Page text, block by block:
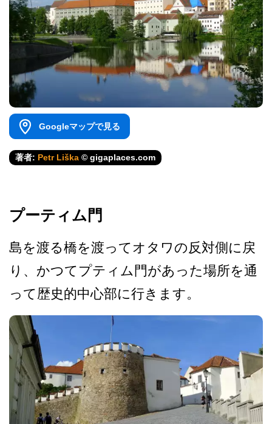
Googleマップで見る
著者: Petr Liška © gigaplaces.com
プーティム門
島を渡る橋を渡ってオタワの­反対側に戻
り、かつてプティム門があった場所を通
っ­て歴史的中心部に行きます。